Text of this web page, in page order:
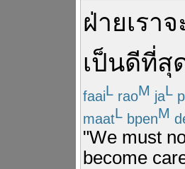
ฝ่ายเราจ
เป็นดีที่สุ
faaiL raoM jaL
maatL bpenM
"We must
become